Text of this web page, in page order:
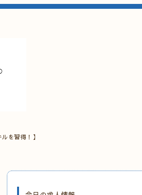
を習得！】